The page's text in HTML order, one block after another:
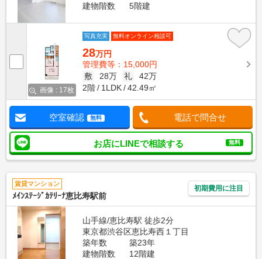
建物階数
5階建
画像 : 17枚
写真充実 無料オンライン相談可
28万円
管理費等：15,000円
敷
28万 礼
42万
2階
1LDK 42.49㎡
空室確認 無料 電話で問合せ
お店にLINEで相談する 無料
賃貸マンション
ﾒｲﾝｽﾃｰｼﾞｶﾃﾘｰﾅ恵比寿駅前
初期費用に注目
山手線/恵比寿駅 徒歩2分
東京都渋谷区恵比寿西１丁目
築年数
築23年
建物階数
12階建